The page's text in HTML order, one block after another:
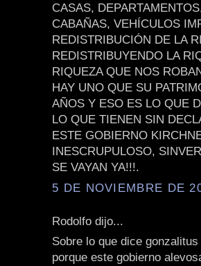
CASAS,
CABAÑAS, VEHÍCULOS
REDISTRIBUCIÓN DE LA
REDISTRIBUYENDO LA
RIQUEZA QUE NOS
HAY UNO QUE SU
AÑOS Y ESO ES LO QUE
LO QUE TIENEN SIN
ESTE GOBIERNO
INESCRUPULOSO,
SE VAYAN YA!!!.
5 DE NOVIEMBRE DE
Rodolfo dijo...
Sobre lo que dice
porque este gobierno